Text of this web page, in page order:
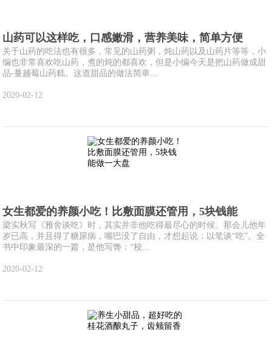
山药可以这样吃，口感嫩滑，营养美味，简单方便
关于山药的吃法也有很多，常见的山药粥，炖山药以及山药片等等，小
编也非常喜欢吃山药，煮的炖的都喜欢，但是小编今天是把山药做成甜
品-蔓越莓山药糕。这道甜品的做法简单...
2020-02-12
女生都爱的养颜小吃！比敷面膜还管用，5块钱能
梁实秋写《雅舍谈吃》时，其实并非他吃得最尽心的时候。那会儿他年
岁已高，并且得了糖尿病，嘴巴没了自由，才想起说：以笔谈“吃”。全
书中印象最深的一篇，是他写馋：“校...
2020-02-12